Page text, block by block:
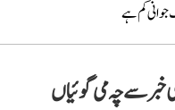
کم ہے
سے چہ می گوئیاں